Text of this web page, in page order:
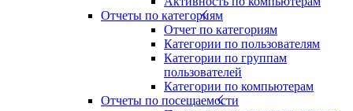
Отчеты по категориям
Отчет по категориям
Категории по пользователям
Категории по группам
пользователей
Категории по компьютерам
Отчеты по посещаемости